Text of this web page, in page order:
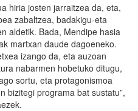
hiria josten jarraitzea da, eta,
zabaltzea, badakigu-eta
aldetik. Bada, Mendipe hasia
martxan daude dagoeneko.
izango da, eta auzoan
nabarmen hobetuko ditugu,
sortu, eta protagonismoa
bizitegi programa bat sustatu”,